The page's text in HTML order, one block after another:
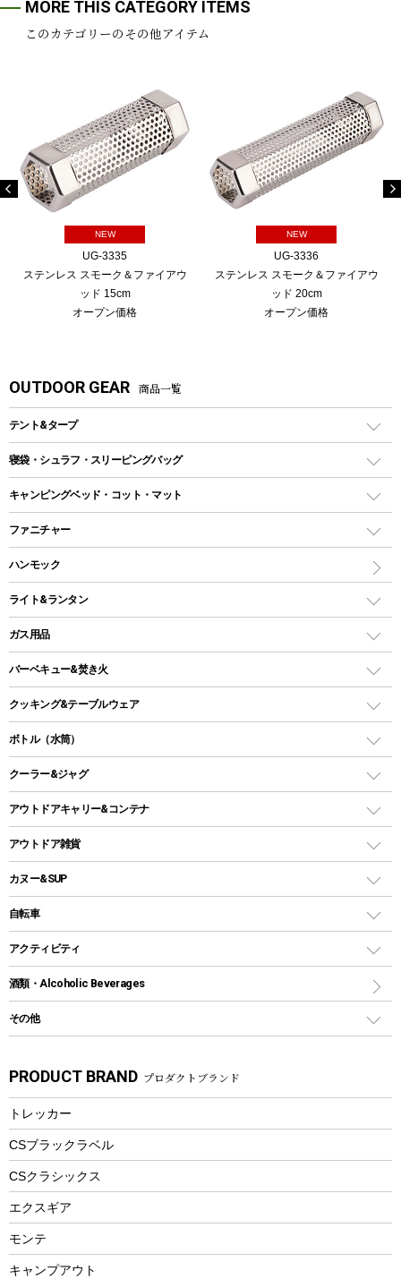
MORE THIS CATEGORY ITEMS
このカテゴリーのその他アイテム
NEW
UG-3335
ステンレス スモーク＆ファイアウ
ッド 15cm
オープン価格
NEW
UG-3336
ステンレス スモーク＆ファイアウ
ッド 20cm
オープン価格
OUTDOOR GEAR 商品一覧
テント&タープ
テント
ツールームテント
ワンポールテント
シェルターテント
ソロテント
ロッジ型・オリジナルテント
タープ
スクエアタープ（レクタタープ）
メッシュタープ
自立式タープ
パラソル
テントアクセサリー
ペグ
ポール
グランドシート
ツール
寝袋・シュラフ・スリーピングバッグ
レクタングラー型（封筒型）シュラフ
インナーシュラフ
キャンピングベッド・コット・マット
キャンピングベッド・コット
インフレータブルマット
ファニチャー
アウトドアテーブル
レジャーシート
ハンモック
ライト&ランタン
LEDランタン
ガスランタン
オイルランタン
LEDライト
ヘッドライト
キャンドル
ガス用品
ガスバーナー
ガス缶
ガストーチ、ライター
バーベキュー&焚き火
バーベキューコンロ、グリル
焚き火台タイプ（ロースタイル）グリル
卓上タイプグリル
パーティータイプグリル
ソロキャンプ用グリル
鉄板、アミ
焚き火台&ストーブ
火起こし
バーベキューツール
クッキング&テーブルウェア
ダッチオーブン
ホットサンドメーカー
クッカーセット
シェラカップ
クッキングツール
ナイフ
カトラリー
マグカップ、カップ
ステンレスボトル
フードボトル
トレー
ランチョンマット
ランチボックス
ボトル（水筒）
ステンレスボトル
コップ付きタイプ
ワンタッチタイプ
プラスチックボトル
ディズニーボトル
クーラー&ジャグ
クーラーボックス
クーラーバッグ
ウォータージャグ
保冷剤
アウトドアキャリー&コンテナ
アウトドアキャリー
アウトドア雑貨
バックパック&バッグ
リュック、バックパック
トートバッグ、サコッシュ
ショッピングキャリー
その他アウトドア雑貨
スプレー関係
ツール、他
カヌー&SUP
インフレータブル
カヤック
パドル
ヘルメット
エアーポンプ
アクセサリー
自転車
折りたたみ自転車
スポーツサイクル
シティサイクル
自転車ウェア
アクティビティ
マリン
ラッシュガード
パラソル
フローティングベスト
エアーポンプ
ビーチテント
ウィンター
スノーシュー
酒類・Alcoholic Beverages
その他
湯たんぽ
防災用品
PRODUCT BRAND プロダクトブランド
トレッカー
CSブラックラベル
CSクラシックス
エクスギア
モンテ
キャンプアウト